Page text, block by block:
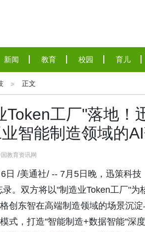
新闻 教育 校园 育儿
正文
Token工厂"落地！
智能制造领域的
教育资讯网
日 /美通社/ -- 7月5日晚，迅策科
。双方将以"制造业Token工厂"
创东智在高端制造领域的场景沉
式，打造"智能制造+数据智能"深